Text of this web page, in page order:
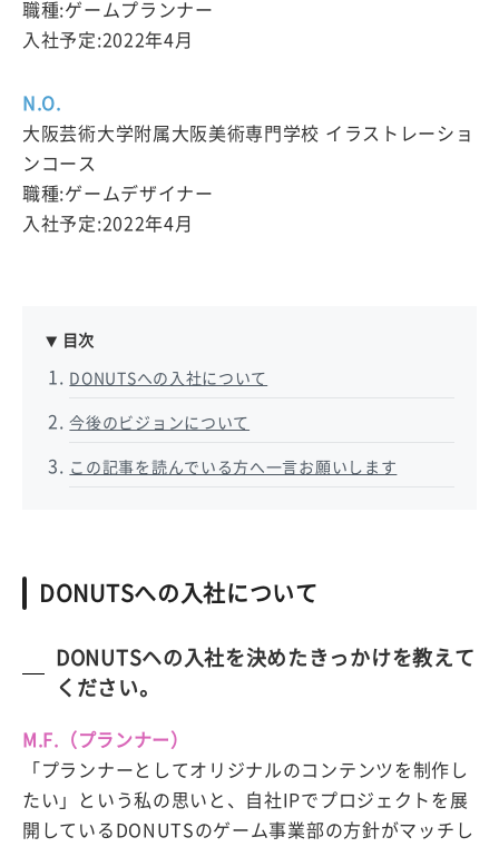
職種:ゲームプランナー
入社予定:2022年4月
N.O.
大阪芸術大学附属大阪美術専門学校 イラストレーショ
ンコース
職種:ゲームデザイナー
入社予定:2022年4月
目次
DONUTSへの入社について
今後のビジョンについて
この記事を読んでいる方へ一言お願いします
DONUTSへの入社について
DONUTSヘの入社を決めたきっかけを教えて
ください。
M.F.（プランナー）
「プランナーとしてオリジナルのコンテンツを制作し
たい」という私の思いと、自社IPでプロジェクトを展
開しているDONUTSのゲーム事業部の方針がマッチし